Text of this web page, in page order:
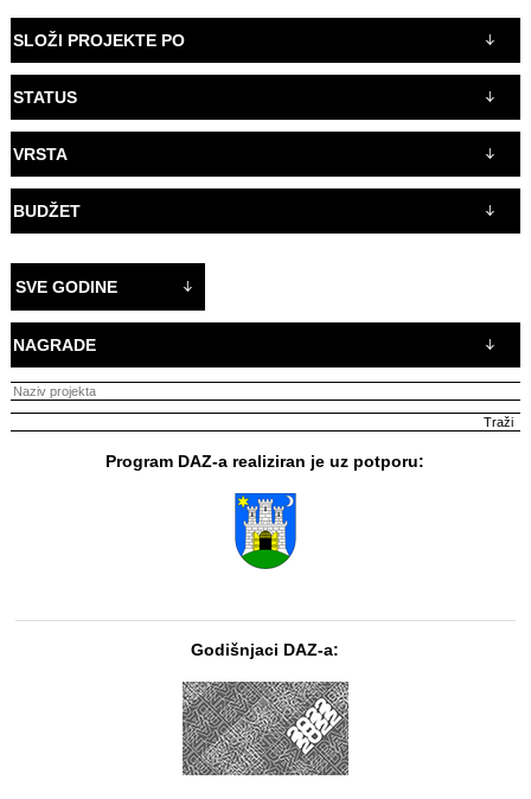
SLOŽI PROJEKTE PO
STATUS
VRSTA
BUDŽET
SVE GODINE
NAGRADE
Program DAZ-a realiziran je uz potporu:
Godišnjaci DAZ-a: